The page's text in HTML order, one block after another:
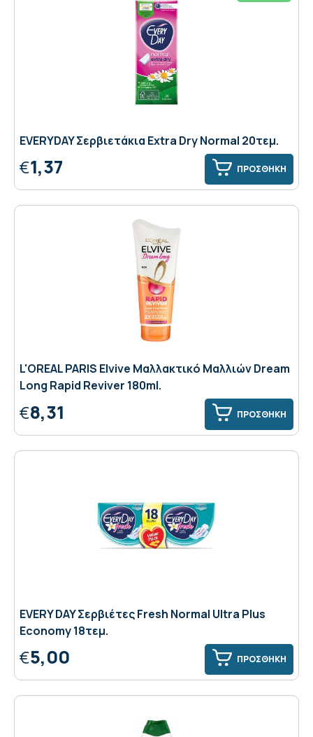
EVERYDAY Σερβιετάκια Extra Dry Normal 20τεμ.
€1,37 ΠΡΟΣΘΗΚΗ
L'OREAL PARIS Elvive Μαλλακτικό Μαλλιών Dream
Long Rapid Reviver 180ml.
€8,31 ΠΡΟΣΘΗΚΗ
EVERY DAY Σερβιέτες Fresh Normal Ultra Plus
Economy 18τεμ.
€5,00 ΠΡΟΣΘΗΚΗ